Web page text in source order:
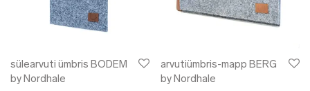
sülearvuti ümbris BODEM
by Nordhale
arvutiümbris-mapp BERG
by Nordhale